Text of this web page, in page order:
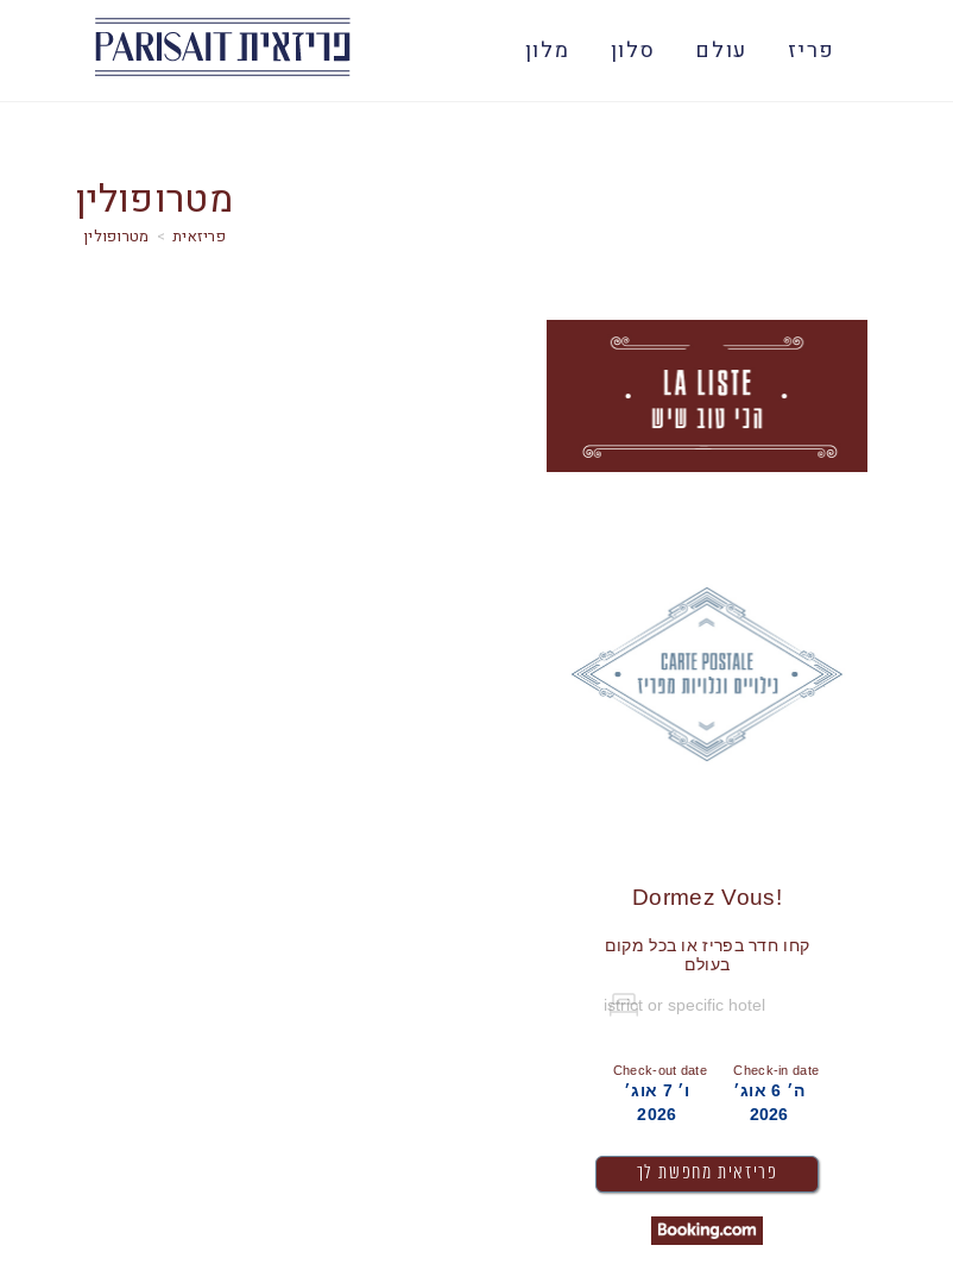
פריז עולם סלון מלון
מטרופולין
> מטרופולין
!Dormez Vous
קחו חדר בפריז או בכל מקום
בעולם
Check-in date
ה׳ 6 אוג׳
2026
Check-out date
ו׳ 7 אוג׳
2026